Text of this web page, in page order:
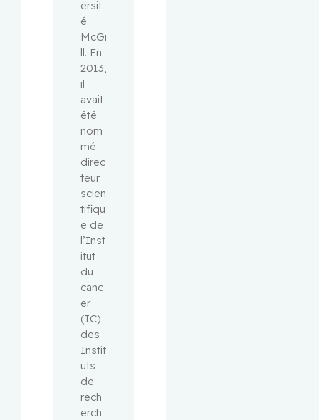
ersit
é
McGi
ll. En
2013,
il
avait
été
nom
mé
direc
teur
scien
tifiqu
e de
l’Inst
itut
du
canc
er
(IC)
des
Instit
uts
de
rech
erch